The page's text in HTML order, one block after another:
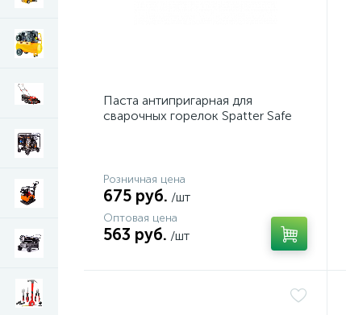
Паста антипригарная для
сварочных горелок Spatter Safe
Розничная цена
675 руб. /шт
Оптовая цена
563 руб. /шт